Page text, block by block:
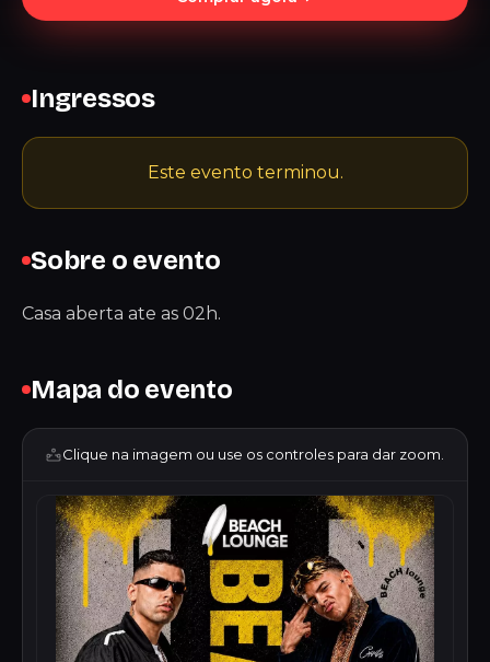
Sobre o evento
Casa aberta ate as 02h.
Mapa do evento
Clique na imagem ou use os controles para dar zoom.
Ingressos
Este evento terminou.